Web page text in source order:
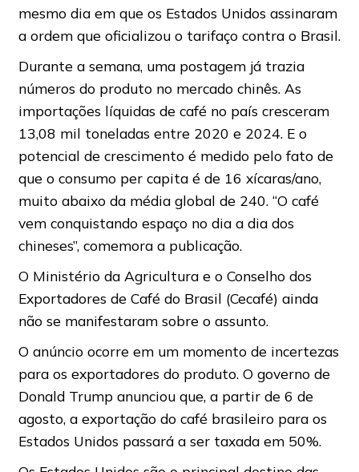
mesmo dia em que os Estados Unidos assinaram
a ordem que oficializou o tarifaço contra o Brasil.
Durante a semana, uma postagem já trazia
números do produto no mercado chinês. As
importações líquidas de café no país cresceram
13,08 mil toneladas entre 2020 e 2024. E o
potencial de crescimento é medido pelo fato de
que o consumo per capita é de 16 xícaras/ano,
muito abaixo da média global de 240. “O café
vem conquistando espaço no dia a dia dos
chineses”, comemora a publicação.
O Ministério da Agricultura e o Conselho dos
Exportadores de Café do Brasil (Cecafé) ainda
não se manifestaram sobre o assunto.
O anúncio ocorre em um momento de incertezas
para os exportadores do produto. O governo de
Donald Trump anunciou que, a partir de 6 de
agosto, a exportação do café brasileiro para os
Estados Unidos passará a ser taxada em 50%.